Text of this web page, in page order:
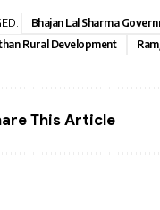
Bhajan Lal Sharma
Rural Development
This Article